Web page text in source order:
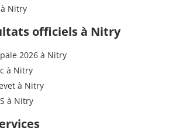
Nitry
officiels à Nitry
2026 à Nitry
à Nitry
à Nitry
à Nitry